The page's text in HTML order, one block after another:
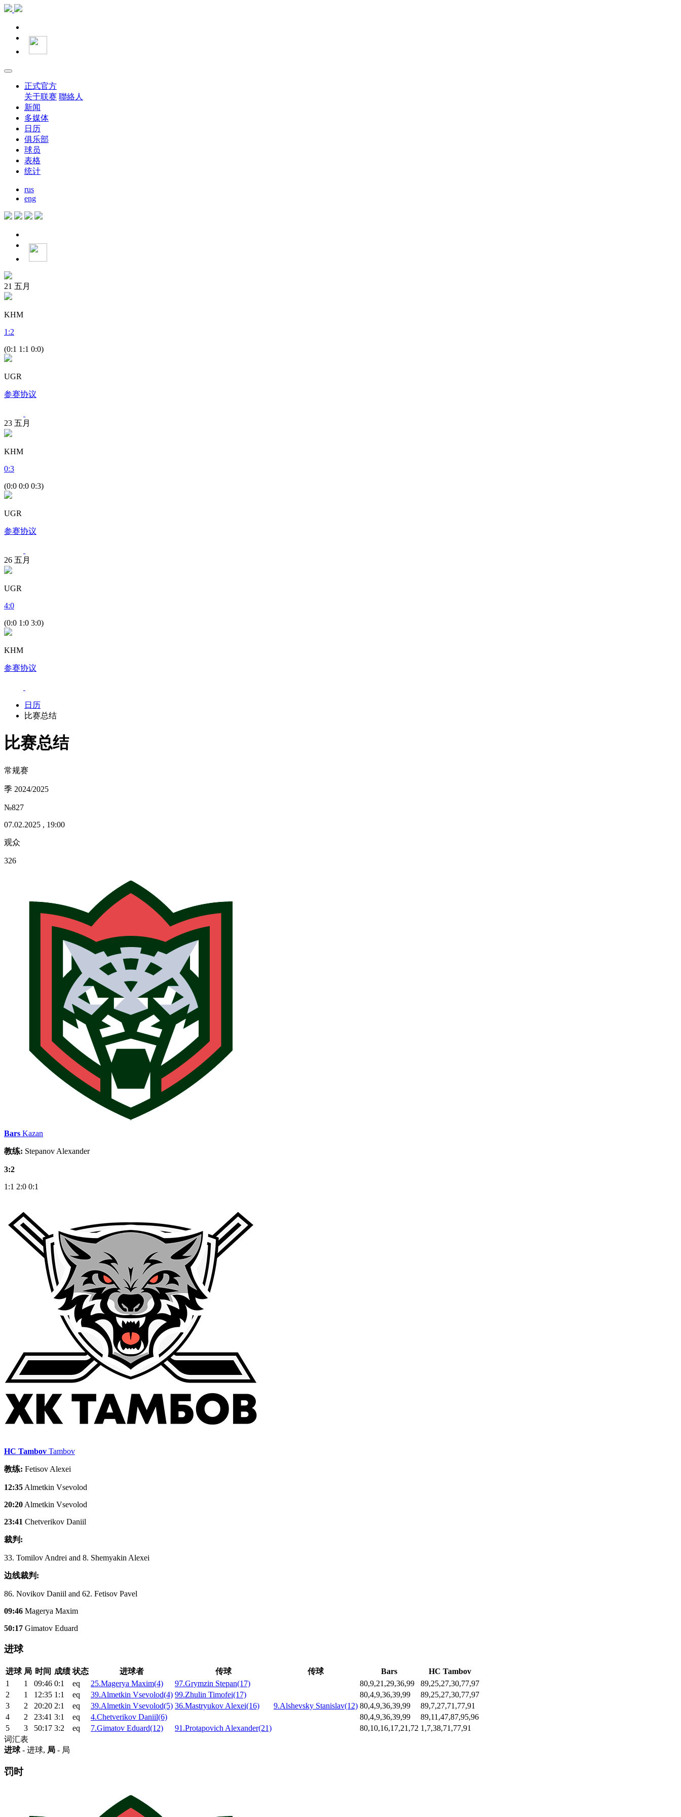
正式官方
关于联赛 聯絡人
新闻
多媒体
日历
俱乐部
球员
表格
统计
rus
eng
21 五月
KHM
1 :2
(0:1 1:1 0:0)
UGR
参赛协议
23 五月
KHM
0:3
(0:0 0:0 0:3)
UGR
参赛协议
26 五月
UGR
4:0
(0:0 1:0 3:0)
KHM
参赛协议
日历
比赛总结
比赛总结
常规赛
季 2024/2025
№827
07.02.2025 , 19:00
观众
326
Bars Kazan
教练: Stepanov Alexander
3:2
1:1 2:0 0:1
HC Tambov Tambov
教练: Fetisov Alexei
12:35 Almetkin Vsevolod
20:20 Almetkin Vsevolod
23:41 Chetverikov Daniil
裁判:
33. Tomilov Andrei and 8. Shemyakin Alexei
边线裁判:
86. Novikov Daniil and 62. Fetisov Pavel
09:46 Magerya Maxim
50:17 Gimatov Eduard
进球
进球 局 时间 成绩 状态 进球者 传球 传球 Bars
HC Tambov
1
1 09:46 0:1 eq 25.Magerya Maxim(4) 97.Grymzin Stepan(17) 80,9,21,29,36,99
89,25,27,30,77,97
2
1 12:35 1:1 eq 39.Almetkin Vsevolod(4) 99.Zhulin Timofei(17) 80,4,9,36,39,99
89,25,27,30,77,97
3
2 20:20 2:1 eq 39.Almetkin Vsevolod(5) 36.Mastryukov Alexei(16) 9.Alshevsky Stanislav(12) 80,4,9,36,39,99
89,7,27,71,77,91
4
2 23:41 3:1 eq 4.Chetverikov Daniil(6) 80,4,9,36,39,99
89,11,47,87,95,96
5
3 50:17 3:2 eq 7.Gimatov Eduard(12) 91.Protapovich Alexander(21) 80,10,16,17,21,72 1,7,38,71,77,91
词汇表
进球- 进球, 局 - 局
罚时